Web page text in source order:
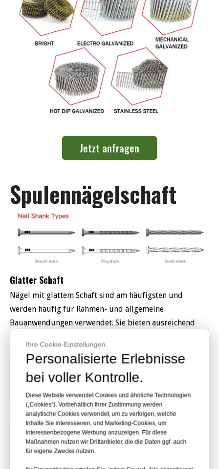
Jetzt anfragen
Spulennägelschaft
Glatter Schaft
Nägel mit glattem Schaft sind am häufigsten und
werden häufig für Rahmen- und allgemeine
Bauanwendungen verwendet. Sie bieten ausreichend
Ringschiene
Nägel mit Ringschaft bieten im Vergleich zu Nägeln mit
glattem Schaft eine bessere Haltekraft, da das Holz die
Spalten der Ringe ausfüllt und außerdem für Reibung
sorgt, um zu verhindern, dass der Nagel mit der Zeit
herausrutscht. Ein Ringnagel wird häufig bei weicheren
Holzarten verwendet, bei denen das Spalten kein
Ihre Cookie-Einstellungen.
Personalisierte Erlebnisse
bei voller Kontrolle.
Diese Website verwendet Cookies und ähnliche Technologien
(„Cookies“). Vorbehaltlich Ihrer Zustimmung werden
analytische Cookies verwendet, um zu verfolgen, welche
Inhalte Sie interessieren, und Marketing-Cookies, um
interessenbezogene Werbung anzuzeigen. Für diese
Maßnahmen nutzen wir Drittanbieter, die die Daten ggf. auch
für eigene Zwecke nutzen.